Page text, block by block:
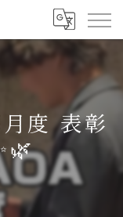
度 表彰